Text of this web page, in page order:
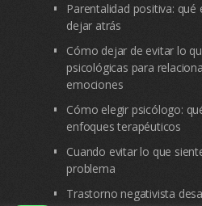
Parentalidad positiva:
dejar atrás
Cómo dejar de evitar lo
psicológicas para
emociones
Cómo elegir psicólogo:
enfoques terapéuticos
Cuando evitar lo que
problema
Trastorno negativista